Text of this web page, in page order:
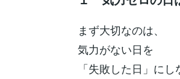
まず大切なのは、
気力がない日を
「失敗した日」にし